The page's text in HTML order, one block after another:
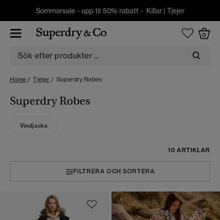
Sommarsale - upp til 50% rabatt - Killar| Tjejer
0
Home Tjejer Superdry Robes
Superdry Robes
Vindjacka
10 ARTIKLAR
FILTRERA OCH SORTERA